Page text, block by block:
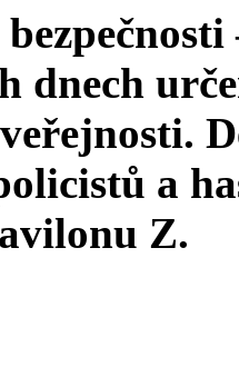
dnech
a
Z.